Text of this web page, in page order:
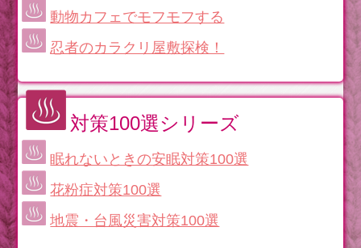
動物カフェでモフモフする
忍者のカラクリ屋敷探検！
対策100選シリーズ
眠れないときの安眠対策100選
花粉症対策100選
地震・台風災害対策100選